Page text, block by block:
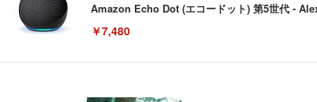
Amazon Echo Dot (エコードット) 第5世代 -
￥7,480